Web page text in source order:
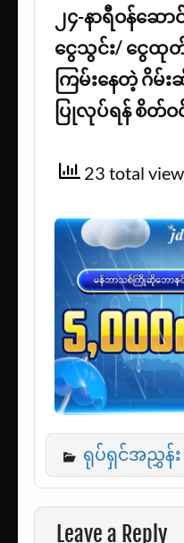
၂၄-နာရီဝန်ဆ
ငွေသွင်း/ ငွေထု
ကြမ်းနေတဲ့ ဂိမ်
ပြုလုပ်ရန် စိတ်ဝ
23 total
ရုပ်ရှင်အညွှန်း
Leave a Reply